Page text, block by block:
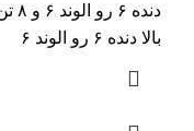
بالا دنده ۶ رو الوند ۶